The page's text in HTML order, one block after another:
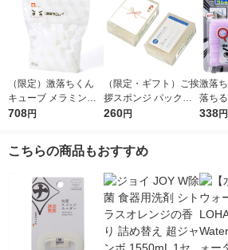
（限定）激落ちくん
キューブ メラミンス
ポンジ 大容量 1パッ
オリジナル
708円
（限定・ギフト）ご挨
拶スポンジ パックス
ナチュロン キッチン
付き 1個 太陽油脂
260円
激落
落ち
リー
338円
こちらの商品もおすすめ